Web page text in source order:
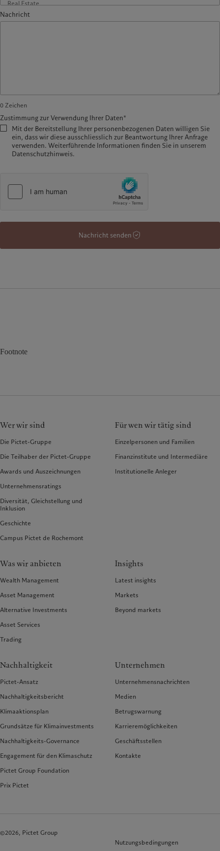
Nachricht
0Zeichen
Zustimmung zur Verwendung Ihrer Daten*
Mit der Bereitstellung Ihrer personenbezogenen Daten willigen Sie
ein, dass wir diese ausschliesslich zur Beantwortung Ihrer Anfrage
verwenden. Weiterführende Informationen finden Sie in unserem
Datenschutzhinweis.
Nachricht senden
Footnote
Wer wir sind
Die Pictet-Gruppe
Die Teilhaber der Pictet-Gruppe
Awards und Auszeichnungen
Unternehmensratings
Diversität, Gleichstellung und
Inklusion
Geschichte
Campus Pictet de Rochemont
Für wen wir tätig sind
Einzelpersonen und Familien
Finanzinstitute und Intermediäre
Institutionelle Anleger
Was wir anbieten
Wealth Management
Asset Management
Alternative Investments
Asset Services
Trading
Insights
Latest insights
Markets
Beyond markets
Nachhaltigkeit
Pictet-Ansatz
Nachhaltigkeitsbericht
Klimaaktionsplan
Grundsätze für Klimainvestments
Nachhaltigkeits-Governance
Engagement für den Klimaschutz
Pictet Group Foundation
Prix Pictet
Unternehmen
Unternehmensnachrichten
Medien
Betrugswarnung
Karrieremöglichkeiten
Geschäftsstellen
Kontakte
©2026, Pictet Group
Nutzungsbedingungen